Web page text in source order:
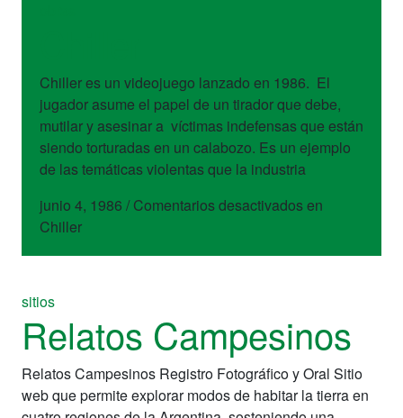
Chiller es un videojuego lanzado en 1986. El
jugador asume el papel de un tirador que debe,
mutilar y asesinar a víctimas indefensas que están
siendo torturadas en un calabozo. Es un ejemplo
de las temáticas violentas que la industria
junio 4, 1986 / Comentarios desactivadosen
Chiller
sitios
Relatos Campesinos
Relatos Campesinos Registro Fotográfico y Oral Sitio
web que permite explorar modos de habitar la tierra en